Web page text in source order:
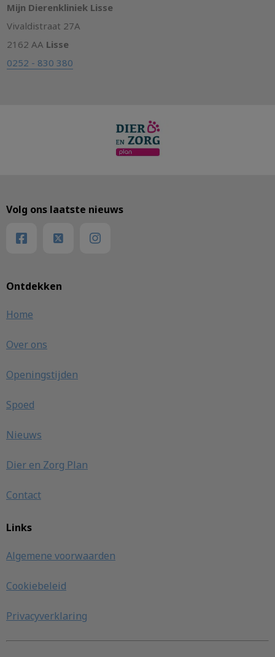
Mijn Dierenkliniek Lisse
Vivaldistraat 27A
2162 AA Lisse
0252 - 830 380
Ontdekken
Home
Over ons
Openingstijden
Spoed
Nieuws
Dier en Zorg Plan
Contact
Links
Algemene voorwaarden
Cookiebeleid
Privacyverklaring
Volg ons laatste nieuws